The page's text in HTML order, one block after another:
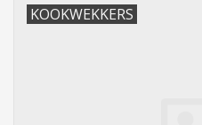
KOOKWEKKERS